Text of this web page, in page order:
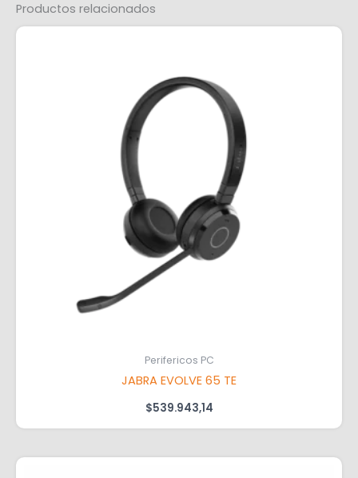
Productos relacionados
Perifericos PC
JABRA EVOLVE 65 TE
$539.943,14